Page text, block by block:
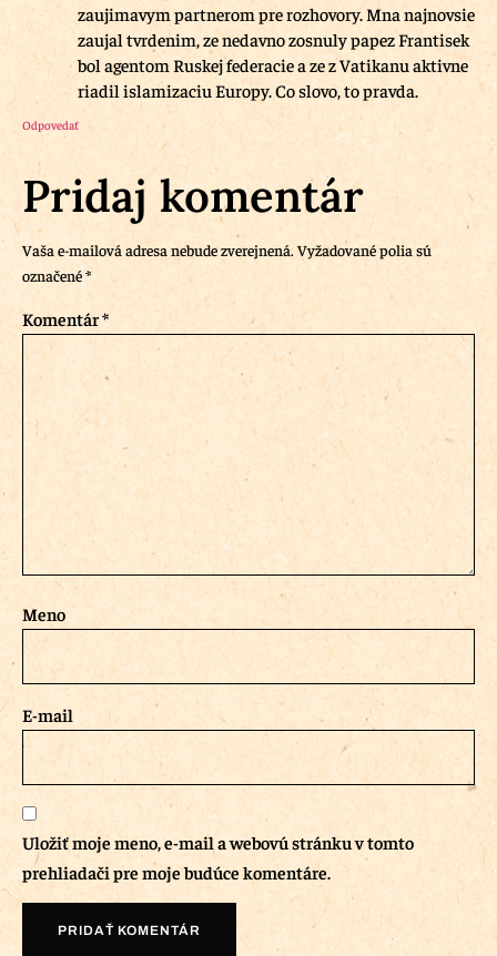
zaujimavym partnerom pre rozhovory. Mna najnovsie
zaujal tvrdenim, ze nedavno zosnuly papez Frantisek
bol agentom Ruskej federacie a ze z Vatikanu aktivne
riadil islamizaciu Europy. Co slovo, to pravda.
Odpovedať
Pridaj komentár
Vaša e-mailová adresa nebude zverejnená. Vyžadované polia sú
označené*
Komentár*
Meno
E-mail
Uložiť moje meno, e-mail a webovú stránku v tomto
prehliadači pre moje budúce komentáre.